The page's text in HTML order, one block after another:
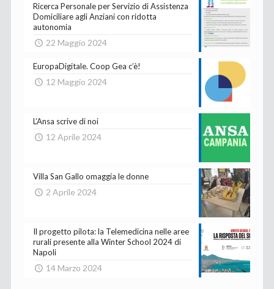
Ricerca Personale per Servizio di Assistenza
Domiciliare agli Anziani con ridotta
autonomia
22 Maggio 2024
EuropaDigitale. Coop Gea c’è!
12 Maggio 2024
L’Ansa scrive di noi
12 Aprile 2024
Villa San Gallo omaggia le donne
2 Aprile 2024
Il progetto pilota: la Telemedicina nelle aree
rurali presente alla Winter School 2024 di
Napoli
14 Marzo 2024